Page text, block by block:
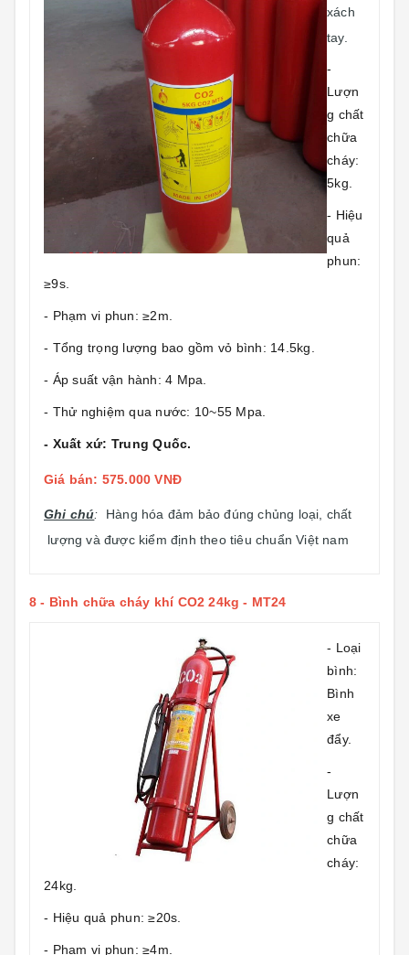
xách
tay.
-
Lượn
g chất
chữa
cháy:
5kg.
- Hiệu
quả
phun:
≥9s.
- Phạm vi phun: ≥2m.
- Tổng trọng lượng bao gồm vỏ bình: 14.5kg.
- Áp suất vận hành: 4 Mpa.
- Thử nghiệm qua nước: 10~55 Mpa.
- Xuất xứ: Trung Quốc.
Giá bán: 575.000 VNĐ
Ghi chú: Hàng hóa đảm bảo đúng chủng loại, chất
lượng và được kiểm định theo tiêu chuẩn Việt nam
8 - Bình chữa cháy khí CO2 24kg - MT24
- Loại
bình:
Bình
xe
đẩy.
-
Lượn
g chất
chữa
cháy:
24kg.
- Hiệu quả phun: ≥20s.
- Phạm vi phun: ≥4m.